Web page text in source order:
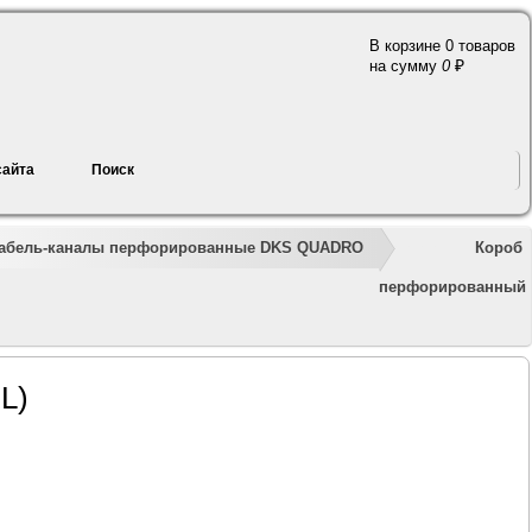
В корзине 0 товаров
на сумму 0
Поиск
»»
каналы перфорированные DKS QUADRO Короб
перфорированный